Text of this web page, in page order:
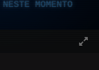
MOMENTO